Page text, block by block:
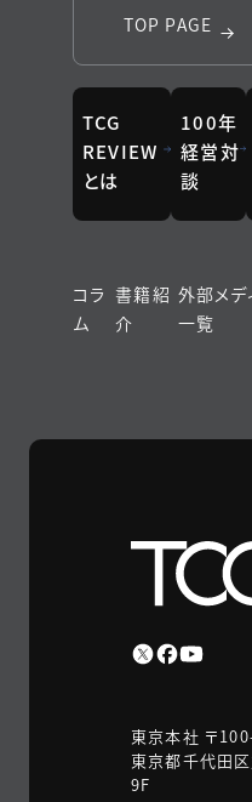
TOP PAGE
TCG
REVIEW
とは
100年
経営対
談
コラ
ム
書籍紹
介
外部メデ
一覧
東京本社 〒
東京都千代田
9F